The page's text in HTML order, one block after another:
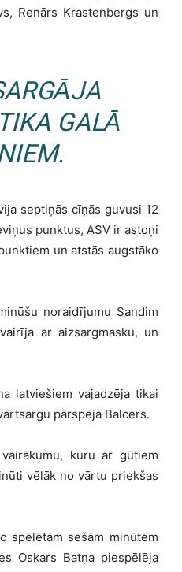
Renārs Krastenbergs un
GALĀ
septiņās cīņās guvusi 12
punktus, ASV ir astoņi
un atstās augstāko
noraidījumu Sandim
ar aizsargmasku, un
latviešiem vajadzēja tikai
pārspēja Balcers.
kuru ar gūtiem
vēlāk no vārtu priekšas
spēlētām sešām minūtēm
Oskars Batņa piespēlēja